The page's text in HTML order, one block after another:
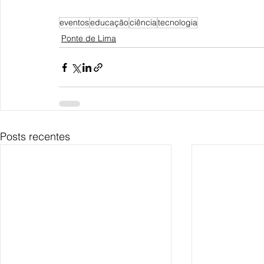
eventoseducaçãociênciatecnologia
Ponte de Lima
Posts recentes